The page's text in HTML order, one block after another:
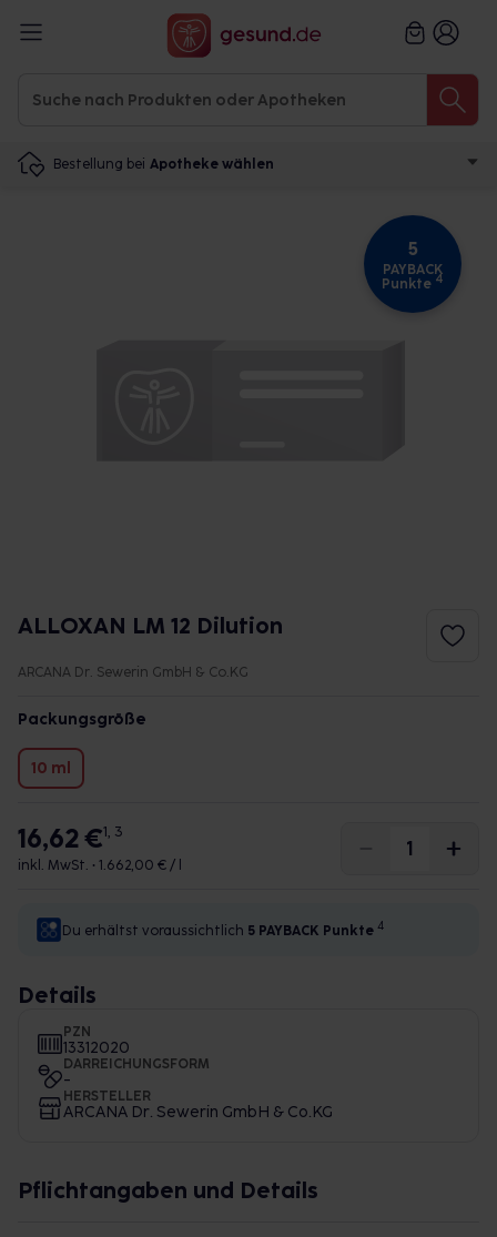
Bestellung bei Apotheke wählen
5
PAYBACK
Punkte 4
ALLOXAN LM 12 Dilution
ARCANA Dr. Sewerin GmbH & Co.KG
Packungsgröße
10 ml
16,62 €1, 3
inkl. MwSt. • 1.662,00 € / l
Du erhältst voraussichtlich 5 PAYBACK Punkte 4
Details
PZN
13312020
DARREICHUNGSFORM
-
HERSTELLER
ARCANA Dr. Sewerin GmbH & Co.KG
Pflichtangaben und Details